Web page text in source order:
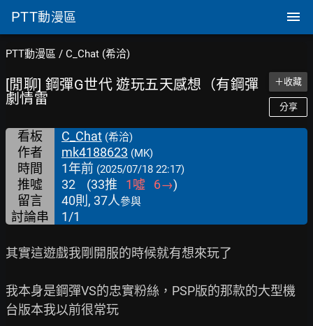
PTT動漫區
PTT動漫區 / C_Chat (希洽)
[閒聊] 鋼彈G世代 遊玩五天感想（有鋼彈
劇情雷
＋收藏
分享
看板 C_Chat (希洽)
作者 mk4188623 (MK)
時間 1年前 (2025/07/18 22:17)
推噓 32 (33推 1噓 6→)
留言
40則, 37人參與
討論串 1/1
其實這遊戲我剛開服的時候就有想來玩了
我本身是鋼彈VS的忠實粉絲，PSP版的那款的大型機
台版本我以前很常玩